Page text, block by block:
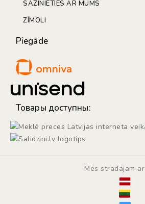
SAZINIETIES AR MUMS
ZĪMOLI
Piegāde
Товары доступны:
Mēs strādājam ar